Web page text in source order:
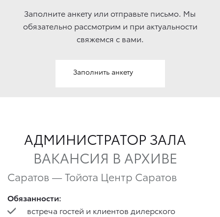
Заполните анкету или отправьте письмо. Мы
обязательно рассмотрим и при актуальности
свяжемcя с вами.
Заполнить анкету
АДМИНИСТРАТОР ЗАЛА
ВАКАНСИЯ В АРХИВЕ
Саратов — Тойота Центр Саратов
Обязанности:
встреча гостей и клиентов дилерского